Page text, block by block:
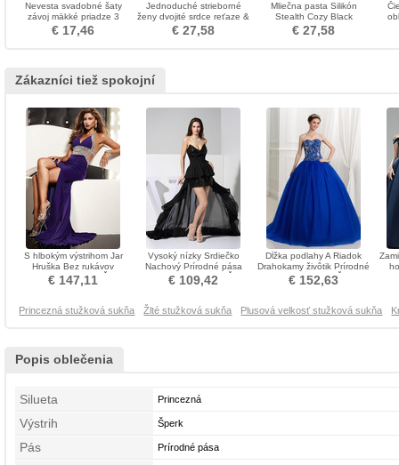
Nevesta svadobné šaty
závoj mäkké priadze 3
metre dlhé a dve vrstvy
mäkký závoj
€ 17,46
Jednoduché strieborné
ženy dvojité srdce reťaze &
prívesok
€ 27,58
Mliečna pasta Silikón
Stealth Cozy Black
Neviditeľná podprsenka
€ 27,58
Zákazníci tiež spokojní
S hlbokým výstrihom Jar
Hruška Bez rukávov
Ametyst Stužková Šaty
€ 147,11
Vysoký nízky Srdiečko
Nachový Prírodné pása
Očarujúce Stužková Šaty
€ 109,42
Dĺžka podlahy A Riadok
Drahokamy živôtik Prírodné
pása Stužková Šaty
€ 152,63
Princezná stužková sukňa Žlté stužková sukňa Plusová velkosť stužková sukňa
Popis oblečenia
Silueta Princezná
Výstrih Šperk
Pás Prírodné pása